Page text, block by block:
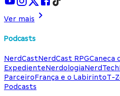
Ver mais
Podcasts
NerdCastNerdCast RPGCaneca
ExpedienteNerdologiaNerdTech
ParceiroFrança e o LabirintoT-
Podcasts